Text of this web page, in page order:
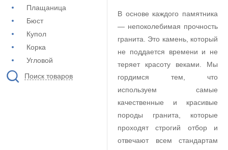
Плащаница
Бюст
Купол
Корка
Угловой
Поиск товаров
В основе каждого памятника
— непоколебимая прочность
гранита. Это камень, который
не поддается времени и не
теряет красоту веками. Мы
гордимся тем, что
используем самые
качественные и красивые
породы гранита, которые
проходят строгий отбор и
отвечают всем стандартам